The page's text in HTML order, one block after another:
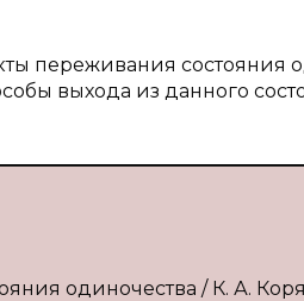
переживания состояния
выхода из данного
одиночества / К. А.